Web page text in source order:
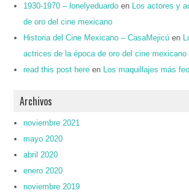
1930-1970 – lonelyeduardo en
Los actores y
de oro del cine mexicano
Historia del Cine Mexicano – CasaMejicú en
actrices de la época de oro del cine mexicano
read this post here en Los maquillajes más
Archivos
noviembre 2021
mayo 2020
abril 2020
enero 2020
noviembre 2019